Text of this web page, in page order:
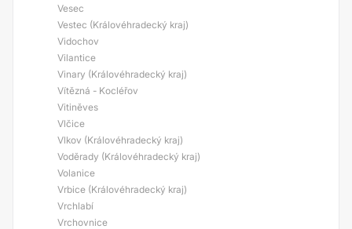
Vesec
Vestec (Královéhradecký kraj)
Vidochov
Vilantice
Vinary (Královéhradecký kraj)
Vítězná - Kocléřov
Vitiněves
Vlčice
Vlkov (Královéhradecký kraj)
Voděrady (Královéhradecký kraj)
Volanice
Vrbice (Královéhradecký kraj)
Vrchlabí
Vrchovnice